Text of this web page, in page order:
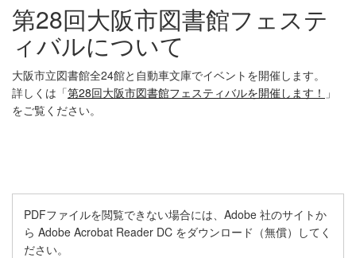
第28回大阪市図書館フェステ
ィバルについて
大阪市立図書館全24館と自動車文庫でイベントを開催します。
詳しくは「第28回大阪市図書館フェスティバルを開催します！ 」
をご覧ください。
PDFファイルを閲覧できない場合には、Adobe 社のサイトか
ら Adobe Acrobat Reader DC をダウンロード（無償）してく
ださい。